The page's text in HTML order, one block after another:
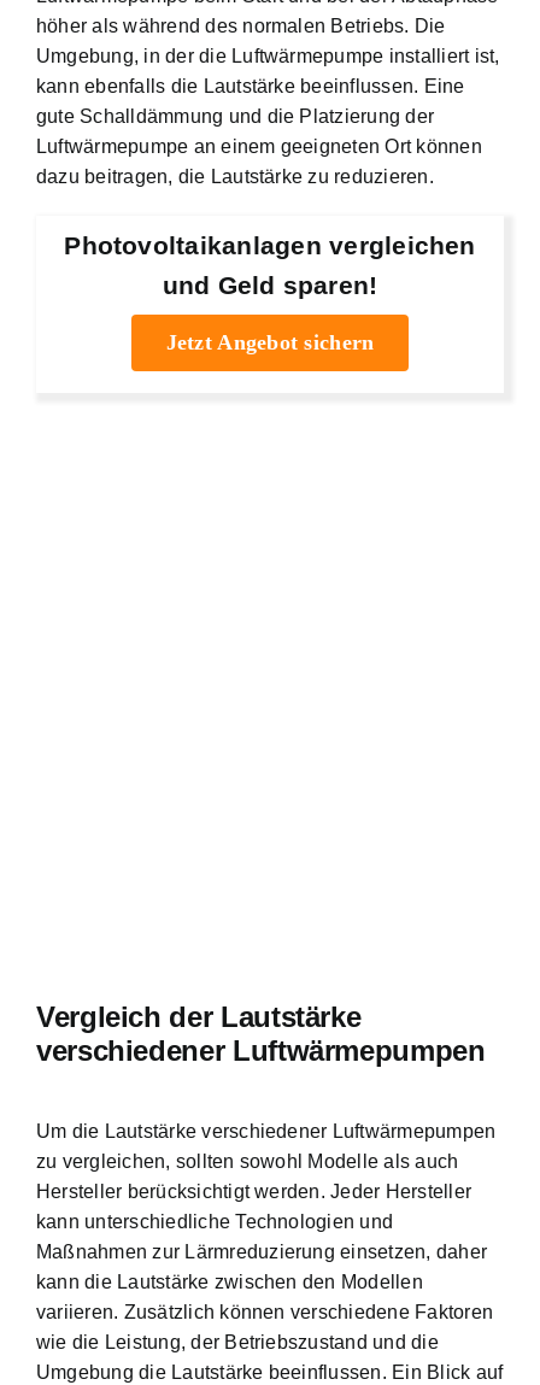
höher als während des normalen Betriebs. Die
Umgebung, in der die Luftwärmepumpe installiert ist,
kann ebenfalls die Lautstärke beeinflussen. Eine
gute Schalldämmung und die Platzierung der
Luftwärmepumpe an einem geeigneten Ort können
dazu beitragen, die Lautstärke zu reduzieren.
Photovoltaikanlagen vergleichen
und Geld sparen!
Jetzt Angebot sichern
Vergleich der Lautstärke
verschiedener Luftwärmepumpen
Um die Lautstärke verschiedener Luftwärmepumpen
zu vergleichen, sollten sowohl Modelle als auch
Hersteller berücksichtigt werden. Jeder Hersteller
kann unterschiedliche Technologien und
Maßnahmen zur Lärmreduzierung einsetzen, daher
kann die Lautstärke zwischen den Modellen
variieren. Zusätzlich können verschiedene Faktoren
wie die Leistung, der Betriebszustand und die
Umgebung die Lautstärke beeinflussen. Ein Blick auf